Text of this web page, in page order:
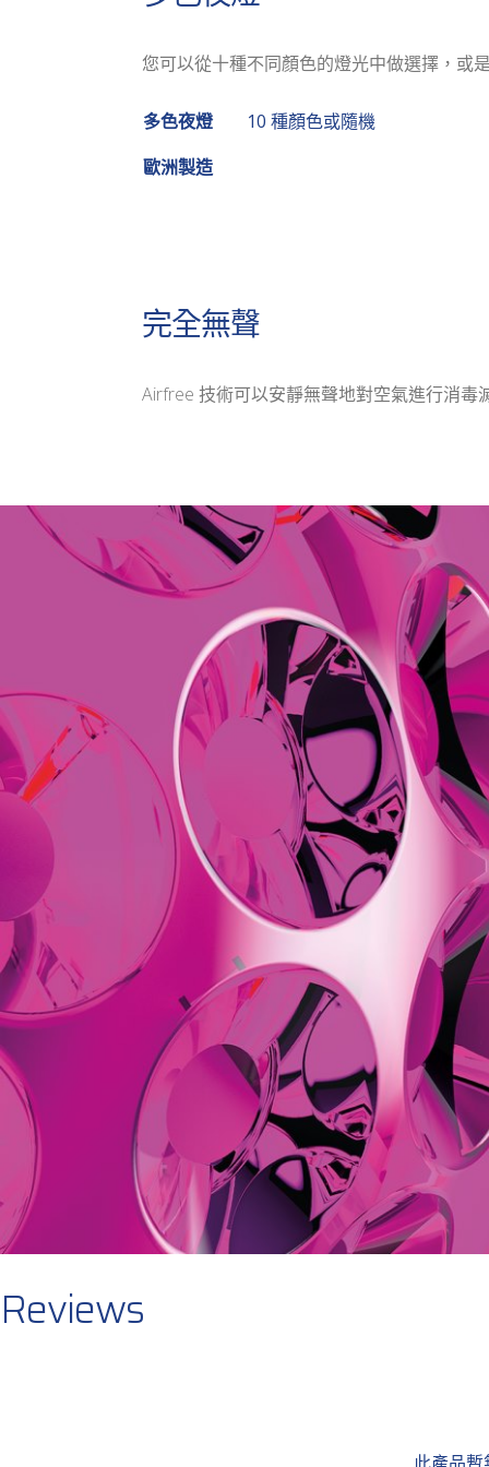
您可以從十種不同顏色的燈光中做選擇，或
多色夜燈
10 種顏色或隨機
歐洲製造
完全無聲
Airfree 技術可以安靜無聲地對空氣進行消毒
Reviews